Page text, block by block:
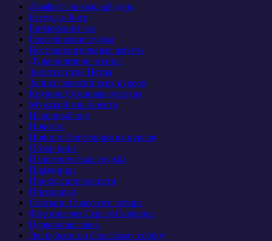
Акафист на каждый день
Беседы о Боге
Библейский час
Богословские курсы
Восстановительные работы
Душеполезное чтение
Заметки отца Петра
Записи занятий всех курсов
Кружок Духовная культура
Мужской хор Анести
Народный хор
Новости
Новости Богословских курсов
Обзор книг
Паломническая служба
Праздники
Приходские новости
Проповеди
Святыни Спасского собора
Фотогалерея Сергея Склярова
Церковная лавка
Экскурсии по Спасскому собору